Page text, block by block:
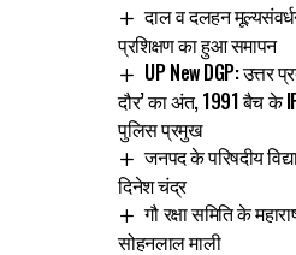
दाल व दलहन
प्रशिक्षण का हुआ समापन
UP New DGP: उत्तर
दौर’ का अंत, 1991 बैच के
पुलिस प्रमुख
जनपद के परिषदीय
दिनेश चंद्र
गौ रक्षा समिति के
सोहनलाल माली